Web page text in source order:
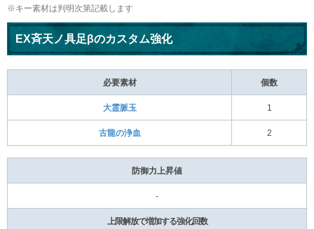
※キー素材は判明次第記載します
EX斉天ノ具足βのカスタム強化
必要素材 個数
大霊脈玉 1
古龍の浄血 2
防御力上昇値
-
上限解放で増加する強化回数